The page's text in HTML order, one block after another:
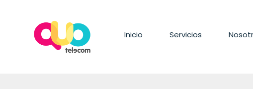
contenido
Inicio Servicios